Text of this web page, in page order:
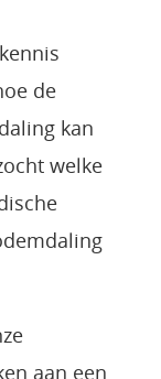
de
kan
welke
aan een